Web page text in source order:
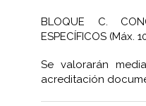
BLOQUE C.
ESPECÍFICOS (Máx.
Se valorarán
acreditación